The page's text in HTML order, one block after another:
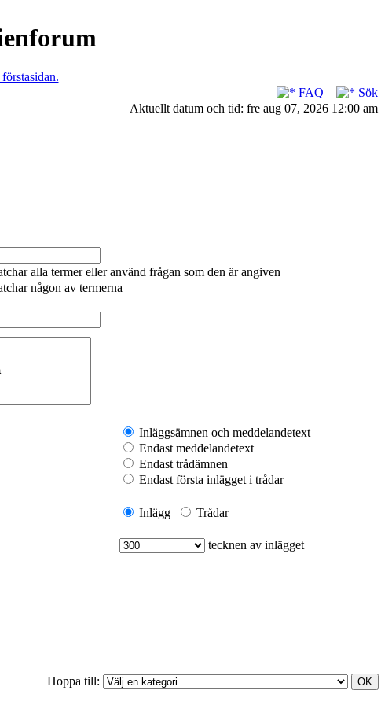
FAQ
Sök
Aktuellt datum och tid: fre aug 07, 2026 12:00 am
alla termer eller använd frågan som den är angiven
någon av termerna
Inläggsämnen och meddelandetext
Endast meddelandetext
Endast trådämnen
Endast första inlägget i trådar
Inlägg Trådar
tecknen av inlägget
Hoppa till: